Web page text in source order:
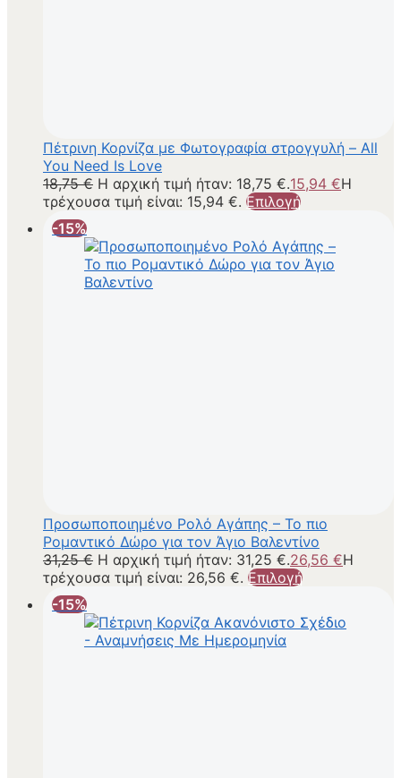
Πέτρινη Κορνίζα με Φωτογραφία στρογγυλή – All
You Need Is Love
18,75€ Η αρχική τιμή ήταν: 18,75 €.15,94 €Η
τρέχουσα τιμή είναι: 15,94 €. Επιλογή
-15%
Προσωποποιημένο Ρολό Αγάπης – Το πιο
Ρομαντικό Δώρο για τον Άγιο Βαλεντίνο
31,25€ Η αρχική τιμή ήταν: 31,25 €.26,56 €Η
τρέχουσα τιμή είναι: 26,56 €. Επιλογή
-15%